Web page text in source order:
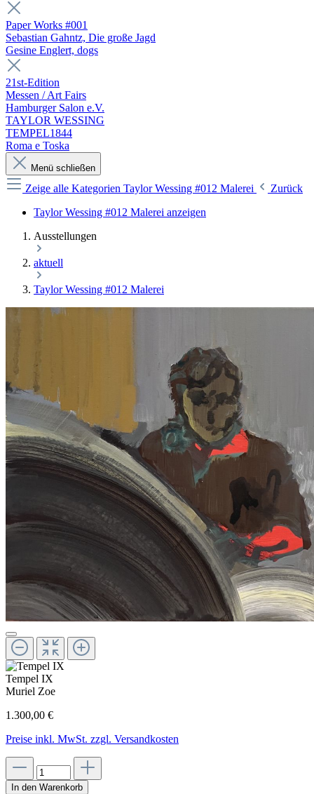
Paper Works #001
Sebastian Gahntz, Die große Jagd
Gesine Englert, dogs
21st-Edition
Messen / Art Fairs
Hamburger Salon e.V.
TAYLOR WESSING
TEMPEL1844
Roma e Toska
Menü schließen
Zeige alle Kategorien Taylor Wessing #012 Malerei
Zurück
Taylor Wessing #012 Malerei anzeigen
Ausstellungen
aktuell
Taylor Wessing #012 Malerei
Tempel IX
Muriel Zoe
1.300,00 €
Preise inkl. MwSt. zzgl. Versandkosten
In den Warenkorb